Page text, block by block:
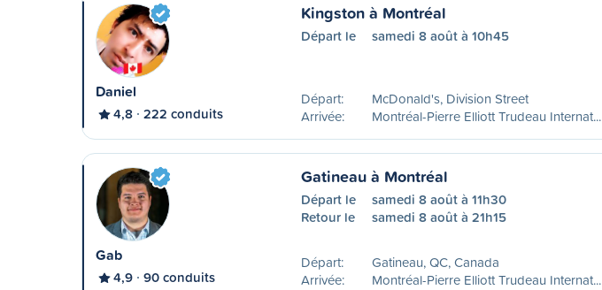
Daniel
4,8 222 conduits
Kingston à Montréal
Départ le samedi 8 août à 10h45
Départ:
McDonald's, Division Street
Arrivée:
Montréal-Pierre Elliott Trudeau Internat...
Gab
4,9 90 conduits
Gatineau à Montréal
Départ le
samedi 8 août à 11h30
Retour le
samedi 8 août à 21h15
Départ:
Gatineau, QC, Canada
Arrivée:
Montréal-Pierre Elliott Trudeau Internat...